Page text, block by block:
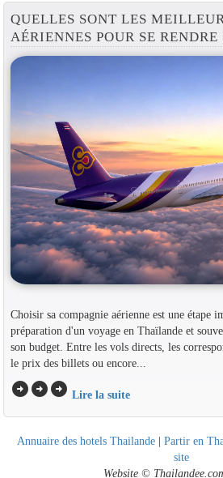
QUELLES SONT LES
AÉRIENNES POUR SE
Choisir sa compagnie aérienne est une étape
préparation d'un voyage en Thaïlande et
son budget. Entre les vols directs, les
le prix des billets ou encore...
arrow_circle_rightarrow_circle_rightarrow_circle_right Lire la suite
Annuaire des hotels Thailande | Partir en
site
Website ©